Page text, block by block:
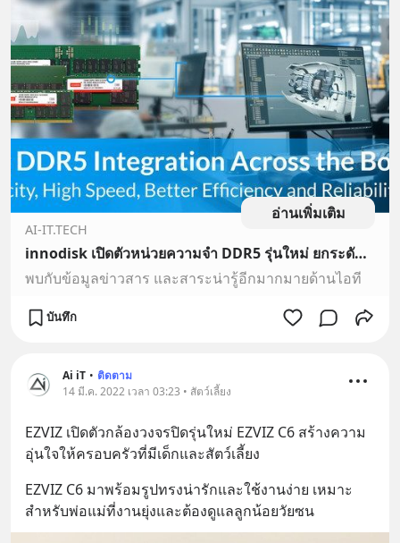
อ่านเพิ่มเติม
AI-IT.TECH
innodisk เปิดตัวหน่วยความจำ DDR5 รุ่นใหม่ ยกระดับมาตรฐานสำหรับ workstation
พบกับข้อมูลข่าวสาร และสาระน่ารู้อีกมากมายด้านไอที
บันทึก
Ai iT • ติดตาม
14 มี.ค. 2022 เวลา 03:23 • สัตว์เลี้ยง
EZVIZ เปิดตัวกล้องวงจรปิดรุ่นใหม่ EZVIZ C6 สร้างความ
อุ่นใจให้ครอบครัวที่มีเด็กและสัตว์เลี้ยง
EZVIZ C6 มาพร้อมรูปทรงน่ารักและใช้งานง่าย เหมาะ
สำหรับพ่อแม่ที่งานยุ่งและต้องดูแลลูกน้อยวัยซน